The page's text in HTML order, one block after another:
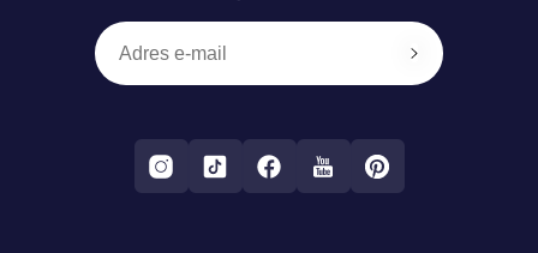
Prezenty firmowe
One Million Stars
Aplikacja VR „Fly me to the stars”
Dostawa
Gwiazdozbiorach